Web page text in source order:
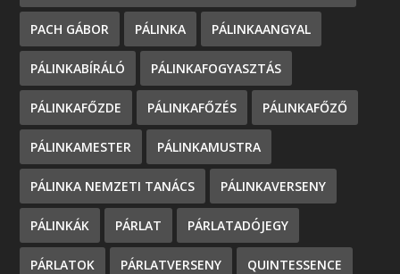
PACH GÁBOR PÁLINKA PÁLINKAANGYAL
PÁLINKABÍRÁLÓ PÁLINKAFOGYASZTÁS
PÁLINKAFŐZDE PÁLINKAFŐZÉS PÁLINKAFŐZŐ
PÁLINKAMESTER PÁLINKAMUSTRA
PÁLINKA NEMZETI TANÁCS PÁLINKAVERSENY
PÁLINKÁK PÁRLAT PÁRLATADÓJEGY
PÁRLATOK PÁRLATVERSENY QUINTESSENCE